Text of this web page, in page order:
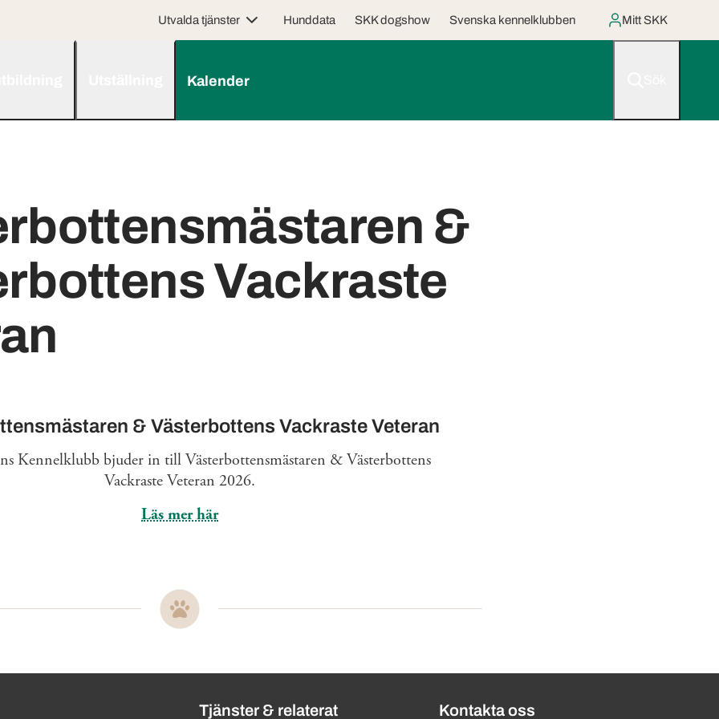
Utvalda tjänster Hunddata SKK dogshow Svenska kennelklubben Mitt SKK
Kalender
&
Vackraste
& Västerbottens Vackraste Veteran
Kennelklubb bjuder in till Västerbottensmästaren & Västerbottens
Vackraste Veteran 2026.
Läs mer här
länkar Tjänster & relaterat Kontakta oss